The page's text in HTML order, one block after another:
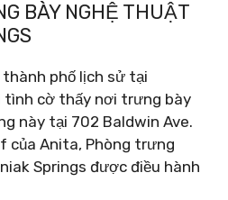
BÀY NGHỆ THUẬT
phố lịch sử tại
tình cờ thấy nơi trưng bày
này tại 702 Baldwin Ave.
của Anita, Phòng trưng
Springs được điều hành